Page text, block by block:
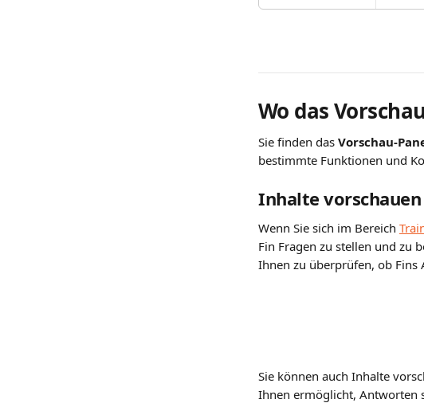
Wo das
Sie finden das Vorschau-
bestimmte Funktionen und
Inhalte vorschauen
Wenn Sie sich im Bereich
Fin Fragen zu stellen und zu
Ihnen zu überprüfen, ob
Sie können auch Inhalte
Ihnen ermöglicht, Antworten